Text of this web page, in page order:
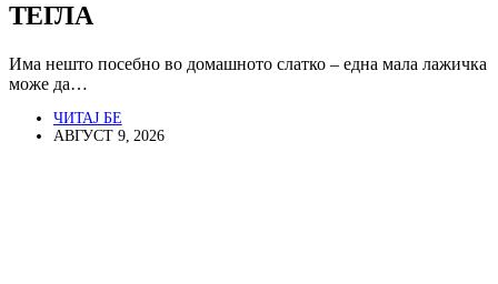
ТЕГЛА
Има нешто посебно во домашното слатко – една мала лажичка
може да…
ЧИТАЈ БЕ
АВГУСТ 9, 2026